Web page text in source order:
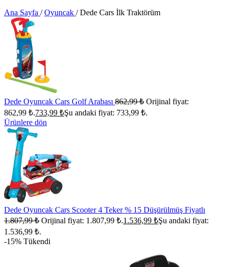
Ana Sayfa / Oyuncak / Dede Cars İlk Traktörüm
Dede Oyuncak Cars Golf Arabası 862,99₺ Orijinal fiyat:
862,99 ₺.733,99 ₺Şu andaki fiyat: 733,99 ₺.
Ürünlere dön
Dede Oyuncak Cars Scooter 4 Teker % 15 Düşürülmüş Fiyatlı
1.807,99₺ Orijinal fiyat: 1.807,99 ₺.1.536,99 ₺Şu andaki fiyat:
1.536,99 ₺.
-15% Tükendi